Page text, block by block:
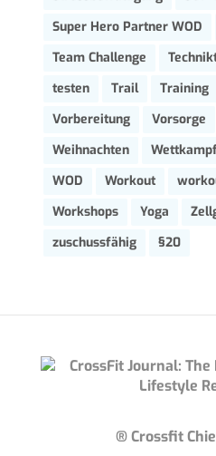
Super Hero Partner WOD
Team Challenge
testen
Trail Training
Vorbereitung
Vorsorge
Weihnachten
WOD
Workout
Workshops
Yoga
zuschussfähig
§20
® Crossfit